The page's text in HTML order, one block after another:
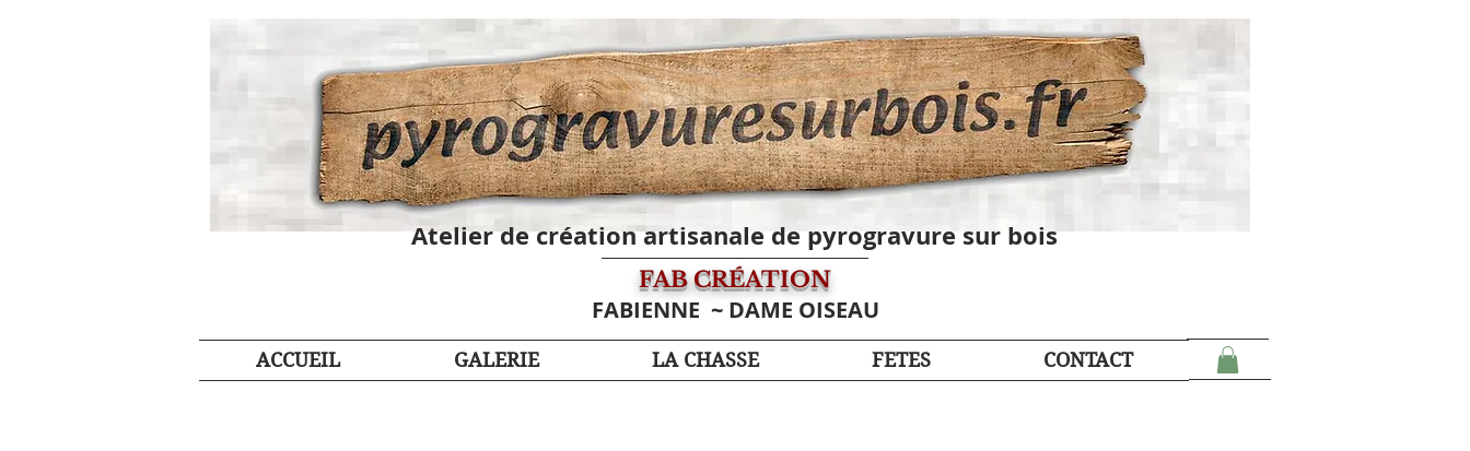
Atelier de création artisanale de pyrogravure sur bois
FAB CRÉATION
FABIENNE ~ DAME OISEAU
ACCUEIL GALERIE LA CHASSE FETES CONTACT